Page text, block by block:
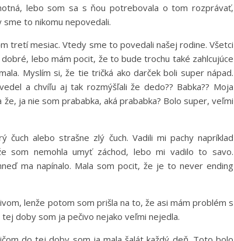
lebo som sa s ňou potrebovala o tom rozprávať,
to nikomu nepovedali.
tretí mesiac. Vtedy sme to povedali našej rodine. Všetci
lebo mám pocit, že to bude trochu také zahlcujúce
Myslím si, že tie tričká ako darček boli super nápad.
a chvíľu aj tak rozmýšľali že dedo?? Babka?? Moja
ja nie som prababka, aká prababka? Bolo super, veľmi
alebo strašne zlý čuch. Vadili mi pachy napríklad
som nemohla umyť záchod, lebo mi vadilo to savo.
ma napínalo. Mala som pocit, že je to never ending
lenže potom som prišla na to, že asi mám problém s
doby som ja pečivo nejako veľmi nejedla.